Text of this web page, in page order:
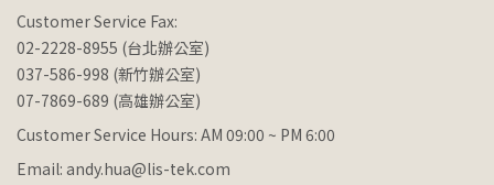
Customer Service Fax:
02-2228-8955 (台北辦公室)
037-586-998 (新竹辦公室)
07-7869-689 (高雄辦公室)
Customer Service Hours: AM 09:00 ~ PM 6:00
Email: andy.hua@lis-tek.com